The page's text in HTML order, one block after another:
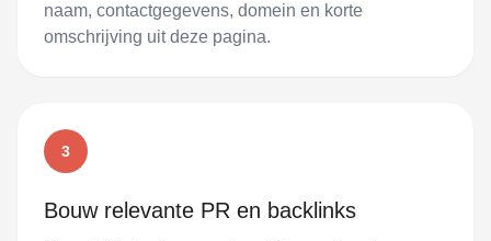
naam, contactgegevens, domein en korte
omschrijving uit deze pagina.
3
Bouw relevante PR en backlinks